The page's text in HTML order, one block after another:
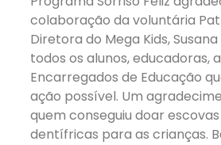
colaboração da voluntária
Diretora do Mega Kids,
todos os alunos, educadoras,
Encarregados de Educação
ação possível. Um
quem conseguiu doar
dentífricas para as crianças.